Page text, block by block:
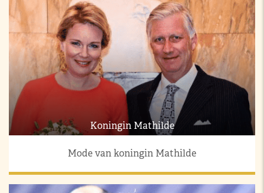
Koningin Mathilde
Mode van koningin Mathilde